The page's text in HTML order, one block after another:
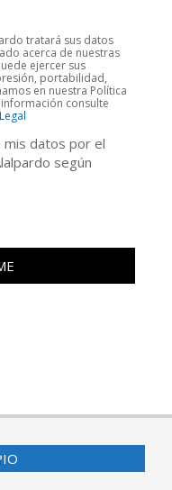
tratará sus datos
acerca de nuestras
ejercer sus
portabilidad,
en nuestra Política
consulte
datos por el
según